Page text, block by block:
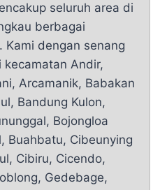
seluruh area di
berbagai
Kami dengan senang
Andir,
Arcamanik, Babakan
Bandung Kulon,
Bojongloa
Buahbatu, Cibeunying
Cibiru, Cicendo,
Gedebage,